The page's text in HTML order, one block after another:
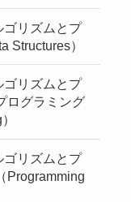
ゴリズムとプ
Structures）
ゴリズムとプ
ログラミング
ゴリズムとプ
Programming